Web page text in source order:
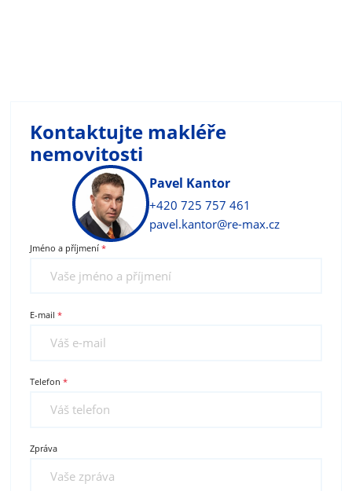
Kontaktujte makléře
nemovitosti
Pavel Kantor
+420 725 757 461
pavel.kantor@re-max.cz
Jméno a příjmení
E-mail
Telefon
Zpráva